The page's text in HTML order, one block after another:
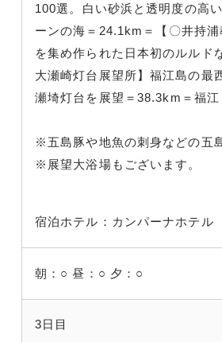
100選。白い砂浜と透明度の高
ーンの海＝24.1km＝【〇井持
を集め作られた日本初のルルド
大瀬崎灯台展望所】福江島の最
瀬埼灯台を展望＝38.3km＝福江
※五島豚や地魚の刺身などの五
※展望大浴場もございます。
宿泊ホテル：カンパーナホテル
朝：○ 昼：○ 夕：○
3日目